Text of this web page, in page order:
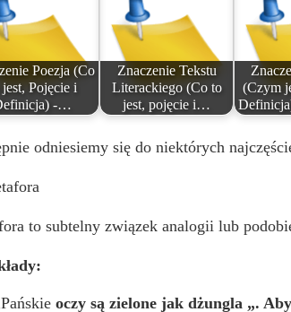
Poezja (Co
Pojęcie i
-…
Znaczenie Tekstu
Literackiego (Co to
jest, pojęcie i…
(Czym
odniesiemy się do niektórych
to subtelny związek analogii lub
oczy są zielone jak dżungla „.